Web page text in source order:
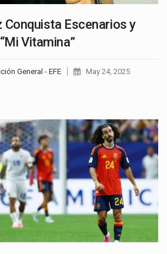
Conquista Escenarios y
Vitamina”
General - EFE May 24, 2025